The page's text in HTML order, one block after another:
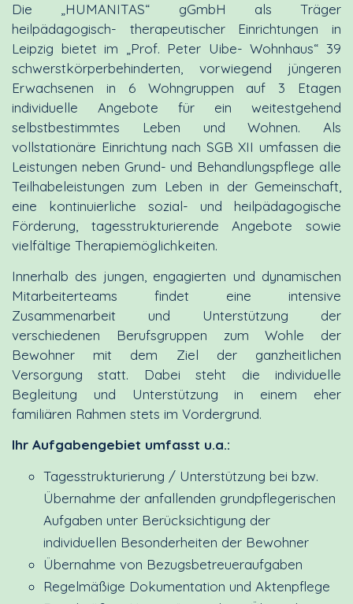
Die „HUMANITAS“ gGmbH als Träger
heilpädagogisch- therapeutischer Einrichtungen in
Leipzig bietet im „Prof. Peter Uibe- Wohnhaus“ 39
schwerstkörperbehinderten, vorwiegend jüngeren
Erwachsenen in 6 Wohngruppen auf 3 Etagen
individuelle Angebote für ein weitestgehend
selbstbestimmtes Leben und Wohnen. Als
vollstationäre Einrichtung nach SGB XII umfassen die
Leistungen neben Grund- und Behandlungspflege alle
Teilhabeleistungen zum Leben in der Gemeinschaft,
eine kontinuierliche sozial- und heilpädagogische
Förderung, tagesstrukturierende Angebote sowie
vielfältige Therapiemöglichkeiten.
Innerhalb des jungen, engagierten und dynamischen
Mitarbeiterteams findet eine intensive
Zusammenarbeit und Unterstützung der
verschiedenen Berufsgruppen zum Wohle der
Bewohner mit dem Ziel der ganzheitlichen
Versorgung statt. Dabei steht die individuelle
Begleitung und Unterstützung in einem eher
familiären Rahmen stets im Vordergrund.
Ihr Aufgabengebiet umfasst u.a.:
Tagesstrukturierung / Unterstützung bei bzw.
Übernahme der anfallenden grundpflegerischen
Aufgaben unter Berücksichtigung der
individuellen Besonderheiten der Bewohner
Übernahme von Bezugsbetreueraufgaben
Regelmäßige Dokumentation und Aktenpflege